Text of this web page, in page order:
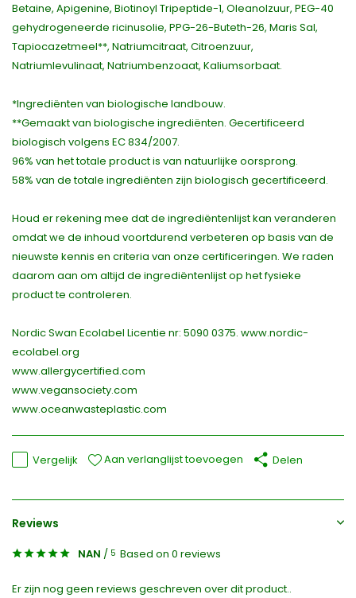
Betaine, Apigenine, Biotinoyl Tripeptide-1, Oleanolzuur, PEG-40
gehydrogeneerde ricinusolie, PPG-26-Buteth-26, Maris Sal,
Tapiocazetmeel**, Natriumcitraat, Citroenzuur,
Natriumlevulinaat, Natriumbenzoaat, Kaliumsorbaat.
*Ingrediënten van biologische landbouw.
**Gemaakt van biologische ingrediënten. Gecertificeerd
biologisch volgens EC 834/2007.
96% van het totale product is van natuurlijke oorsprong.
58% van de totale ingrediënten zijn biologisch gecertificeerd.
Houd er rekening mee dat de ingrediëntenlijst kan veranderen
omdat we de inhoud voortdurend verbeteren op basis van de
nieuwste kennis en criteria van onze certificeringen. We raden
daarom aan om altijd de ingrediëntenlijst op het fysieke
product te controleren.
Nordic Swan Ecolabel Licentie nr: 5090 0375. www.nordic-
ecolabel.org
www.allergycertified.com
www.vegansociety.com
www.oceanwasteplastic.com
Vergelijk Aan verlanglijst toevoegen Delen
Reviews
NAN / 5 Based on 0 reviews
Er zijn nog geen reviews geschreven over dit product..